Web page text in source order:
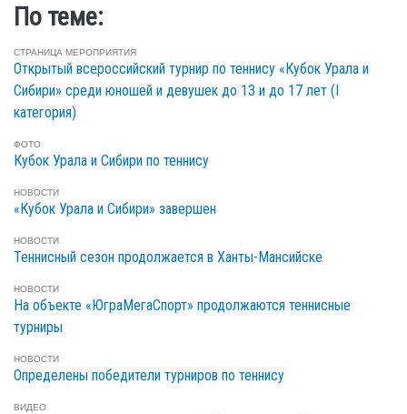
По теме:
СТРАНИЦА МЕРОПРИЯТИЯ
Открытый всероссийский турнир по теннису «Кубок Урала и
Сибири» среди юношей и девушек до 13 и до 17 лет (I
категория)
ФОТО
Кубок Урала и Сибири по теннису
НОВОСТИ
«Кубок Урала и Сибири» завершен
НОВОСТИ
Теннисный сезон продолжается в Ханты-Мансийске
НОВОСТИ
На объекте «ЮграМегаСпорт» продолжаются теннисные
турниры
НОВОСТИ
Определены победители турниров по теннису
ВИДЕО